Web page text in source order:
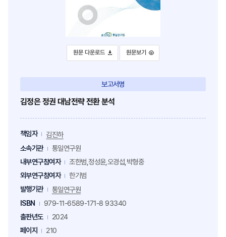
김정은 정권 대남전략 전환 분석
원문 다운로드 김정은 정권 대남전략 전환 분석
원문보기
보고서명
김정은 정권 대남전략 전환 분석
책임자
김진하
소속기관
통일연구원
내부연구참여자
조한범,정성윤,오경섭,박형중
외부연구참여자
한기범
발행기관
통일연구원
ISBN
979-11-6589-171-8 93340
출판년도
2024
페이지
210